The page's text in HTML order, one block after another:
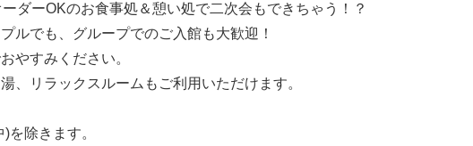
ダーOKのお食事処＆憩い処で二次会もできちゃう！？
ルでも、グループでのご入館も大歓迎！
やすみください。
、リラックスルームもご利用いただけます。
除きます。